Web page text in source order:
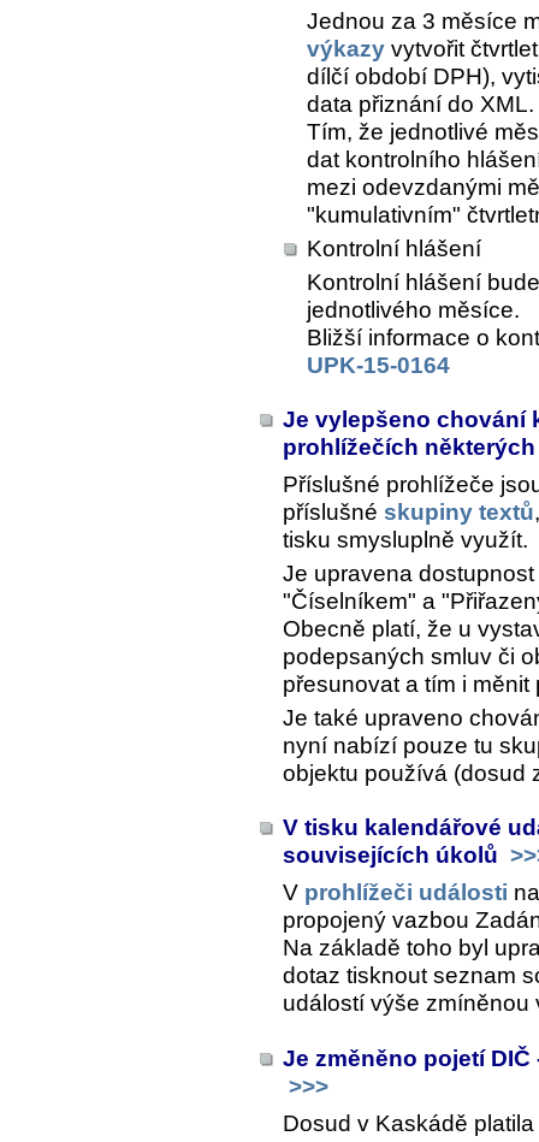
Jednou za 3 měsíce
výkazy vytvořit
dílčí období DPH),
data přiznání do XML.
Tím, že jednotlivé
dat kontrolního
mezi odevzdanými
"kumulativním"
Kontrolní hlášení
Kontrolní hlášení
jednotlivého měsíce.
Bližší informace o
UPK-15-0164
Je vylepšeno chování
prohlížečích
Příslušné prohlížeče
příslušné skupiny textů
tisku smysluplně využít.
Je upravena
"Číselníkem" a
Obecně platí, že u
podepsaných smluv či
přesunovat a tím i
Je také upraveno
nyní nabízí pouze tu
objektu používá (dosud
V tisku kalendářové
souvisejících úkolů
V prohlížeči události
propojený vazbou
Na základě toho byl
dotaz tisknout seznam
událostí výše zmíněnou
Je změněno pojetí
>>>
Dosud v Kaskádě